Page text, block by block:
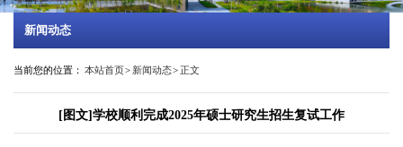
新闻动态
当前您的位置： 本站首页>新闻动态> 正文
[图文]学校顺利完成2025年硕士研究生招生复试工作